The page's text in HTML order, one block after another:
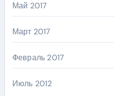
Май 2017
Март 2017
Февраль 2017
Июль 2012